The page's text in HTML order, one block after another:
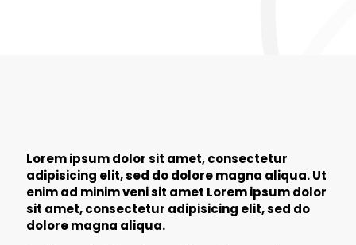
Lorem ipsum dolor sit amet, consectetur
adipisicing elit, sed do dolore magna aliqua. Ut
enim ad minim veni sit amet Lorem ipsum dolor
sit amet, consectetur adipisicing elit, sed do
dolore magna aliqua.